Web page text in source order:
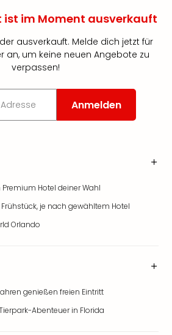
ist im Moment ausverkauft
ausverkauft. Melde dich jetzt für
an, um keine neuen Angebote zu
verpassen!
Anmelden
Hotel deiner Wahl
Frühstück, je nach gewähltem Hotel
Orlando
genießen freien Eintritt
Abenteuer in Florida